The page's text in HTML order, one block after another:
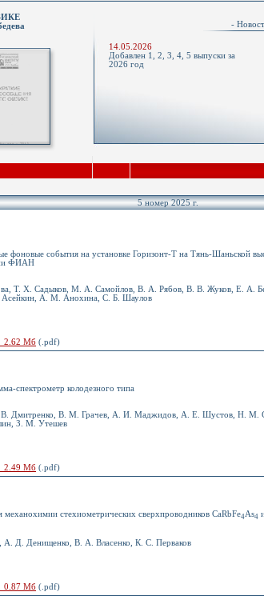
-
14.05.2026
Добавлен 1, 2, 3, 4, 5 выпуски за
2026 год
5 номер 2025 г.
фоновые события на установке Горизонт-Т на Тянь-Шаньской
ФИАН
Т. Х. Садыков, М. А. Самойлов, В. А. Рябов, В. В. Жуков, Е. А.
Асейкин, А. М. Анохина, С. Б. Шаулов
2.62 Мб (.pdf)
спектрометр колодезного типа
В. Дмитренко, В. М. Грачев, А. И. Маджидов, А. Е. Шустов, Н. М.
З. М. Утешев
2.49 Мб (.pdf)
механохимии стехиометрических сверхпроводников CaRbFe4As4
А. Д. Денищенко, В. А. Власенко, К. С. Перваков
0.87 Мб (.pdf)